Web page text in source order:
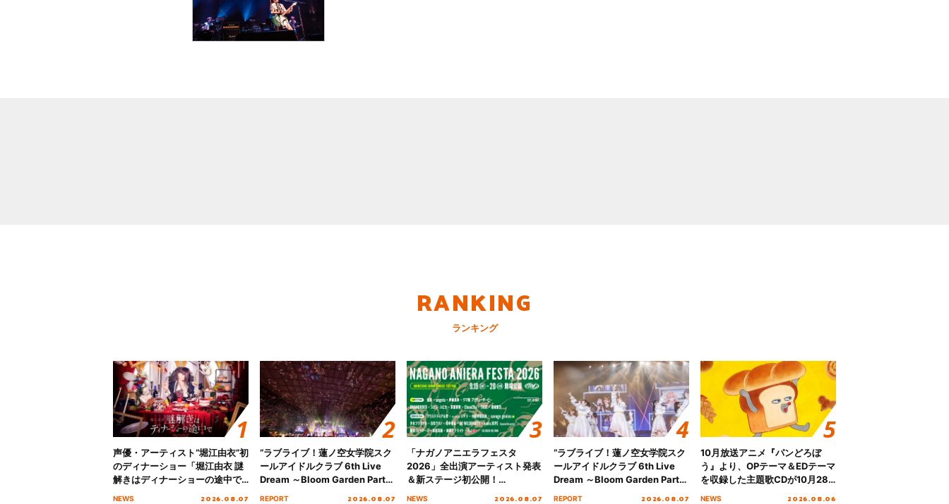
RANKING
ランキング
声優・アーティスト“堀江由衣”初
のディナーショー「堀江由衣 謎
解きはディナーショーの途中で
2026」キービジュアル＆グッズ
NEWS 2026.08.07
“ラブライブ！蓮ノ空女学院スク
ールアイドルクラブ 6th Live
Dream ～Bloom Garden Party
～ ＜Bloom Garden Party
REPORT 2026.08.07
「ナガノアニエラフェスタ
2026」全出演アーティスト発表
＆新ステージ初公開！
GEARMANIAの参戦も決定し、
NEWS 2026.08.07
“ラブライブ！蓮ノ空女学院スク
ールアイドルクラブ 6th Live
Dream ～Bloom Garden Party
～ ＜Bloom Garden Party
REPORT 2026.08.07
10月放送アニメ『パンどろぼ
う』より、OPテーマ＆EDテーマ
を収録した主題歌CDが10月28
日にリリース決定！
NEWS 2026.08.06